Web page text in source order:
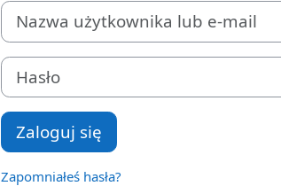
Nazwa użytkownika lub e-mail
Hasło
Zaloguj się
Zapomniałeś hasła?